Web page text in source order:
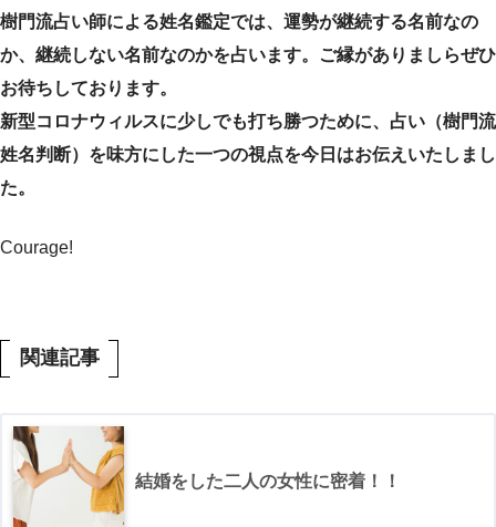
樹門流占い師による姓名鑑定では、運勢が継続する名前なの
か、継続しない名前なのかを占います。ご縁がありましらぜひ
お待ちしております。
新型コロナウィルスに少しでも打ち勝つために、占い（樹門流
姓名判断）を味方にした一つの視点を今日はお伝えいたしまし
た。
Courage!
関連記事
結婚をした二人の女性に密着！！